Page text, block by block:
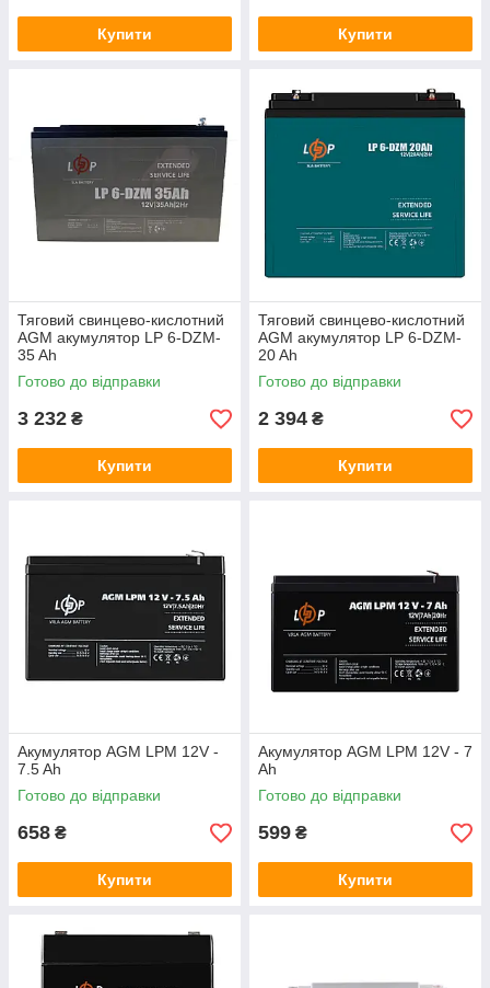
Купити Купити
Тяговий свинцево-кислотний
AGM акумулятор LP 6-DZM-
35 Ah
Готово до відправки
3 232 ₴
Купити
Тяговий свинцево-кислотний
AGM акумулятор LP 6-DZM-
20 Ah
Готово до відправки
2 394 ₴
Купити
Акумулятор AGM LPM 12V -
7.5 Ah
Готово до відправки
658 ₴
Купити
Акумулятор AGM LPM 12V - 7
Ah
Готово до відправки
599 ₴
Купити